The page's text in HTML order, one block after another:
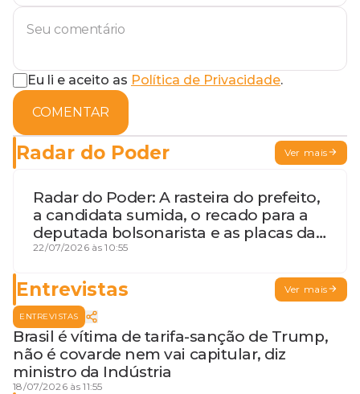
Eu li e aceito as Política de Privacidade.
COMENTAR
Radar do Poder Ver mais
Radar do Poder: A rasteira do prefeito,
a candidata sumida, o recado para a
deputada bolsonarista e as placas da
discórdia
22/07/2026 às 10:55
Entrevistas Ver mais
ENTREVISTAS
Brasil é vítima de tarifa-sanção de Trump,
não é covarde nem vai capitular, diz
ministro da Indústria
18/07/2026 às 11:55